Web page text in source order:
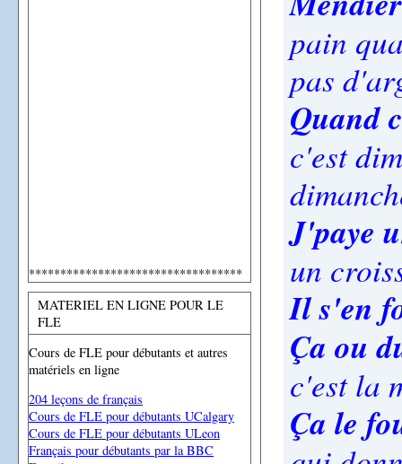
**********************************
MATERIEL EN LIGNE POUR LE
FLE
Cours de FLE pour débutants et autres
matériels en ligne
204 leçons de français
Cours de FLE pour débutants UCalgary
Cours de FLE pour débutants ULeon
Français pour débutants par la BBC
pain
pas
Quand
c'est
J'paye
un
Il s'en
Ça ou
c'est la
Ça le